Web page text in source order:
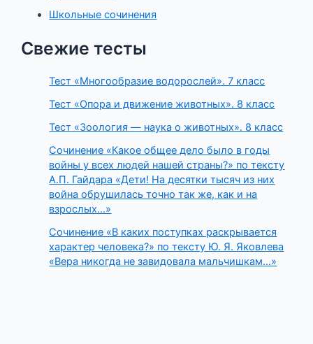
Школьные сочинения
Свежие тесты
Тест «Многообразие водорослей». 7 класс
Тест «Опора и движение животных». 8 класс
Тест «Зоология — наука о животных». 8 класс
Сочинение «Какое общее дело было в годы
войны у всех людей нашей страны?» по тексту
А.П. Гайдара «Дети! На десятки тысяч из них
война обрушилась точно так же, как и на
взрослых…»
Сочинение «В каких поступках раскрывается
характер человека?» по тексту Ю. Я. Яковлева
«Вера никогда не завидовала мальчишкам…»